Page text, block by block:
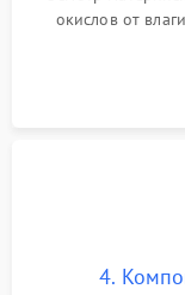
окислов от
дежурных
4.